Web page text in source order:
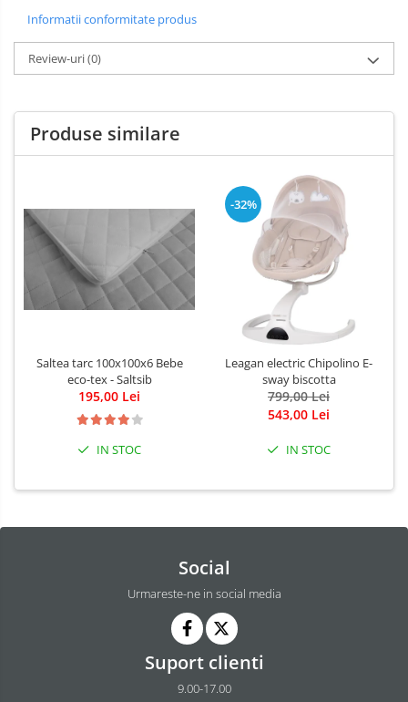
Informatii conformitate produs
Review-uri(0)
Produse similare
Saltea tarc 100x100x6 Bebe
eco-tex - Saltsib
195,00 Lei
IN STOC
-32%
Leagan electric Chipolino E-
sway biscotta
799,00 Lei
543,00 Lei
IN STOC
Social
Urmareste-ne in social media
Suport clienti
9.00-17.00